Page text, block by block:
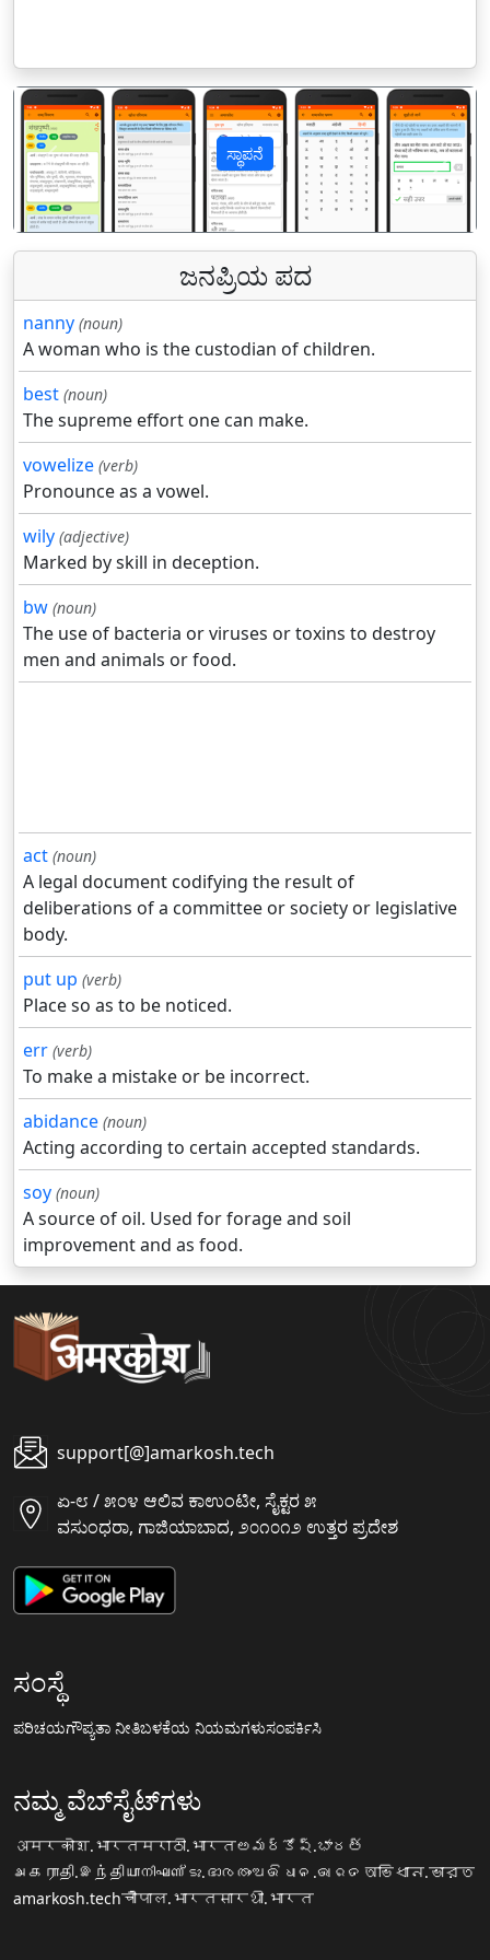
ಸ್ಥಾಪನೆ
पिछला
ಜನಪ್ರಿಯ ಪದ
nanny (noun)
A woman who is the custodian of children.
best (noun)
The supreme effort one can make.
vowelize (verb)
Pronounce as a vowel.
wily (adjective)
Marked by skill in deception.
bw (noun)
The use of bacteria or viruses or toxins to destroy
men and animals or food.
act (noun)
A legal document codifying the result of
deliberations of a committee or society or legislative
body.
put up (verb)
Place so as to be noticed.
err (verb)
To make a mistake or be incorrect.
abidance (noun)
Acting according to certain accepted standards.
soy (noun)
A source of oil. Used for forage and soil
improvement and as food.
support[@]amarkosh.tech
ಏ-೮ / ೫೦೪ ಆಲಿವ ಕಾಉಂಟೀ, ಸೈಕ್ಟರ ೫
ವಸುಂಧರಾ, ಗಾಜಿಯಾಬಾದ, ೨೦೧೦೧೨ ಉತ್ತರ ಪ್ರದೇಶ
ಸಂಸ್ಥೆ
ಪರಿಚಯಗೌಪ್ಯತಾ ನೀತಿಬಳಕೆಯ ನಿಯಮಗಳುಸಂಪರ್ಕಿಸಿ
ನಮ್ಮ ವೆಬ್‌ಸೈಟ್‌ಗಳು
अमरकोश.भारतमराठी.भारतఅమర్కోష్.భారత్
அகராதி.இந்தியாനിഘണ്ടു.ഭാരതംଅଭିଧାନ.ଭାରତ অভিধান.ভারত
amarkosh.techचौपाल.भारतसारथी.भारत